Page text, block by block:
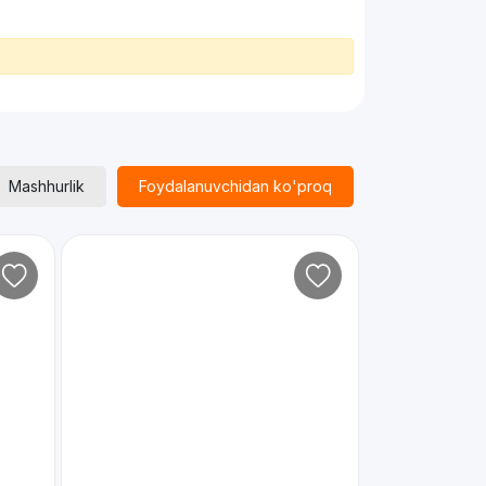
Mashhurlik Foydalanuvchidan ko'proq